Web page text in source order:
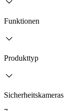
Funktionen
Produkttyp
Sicherheitskameras